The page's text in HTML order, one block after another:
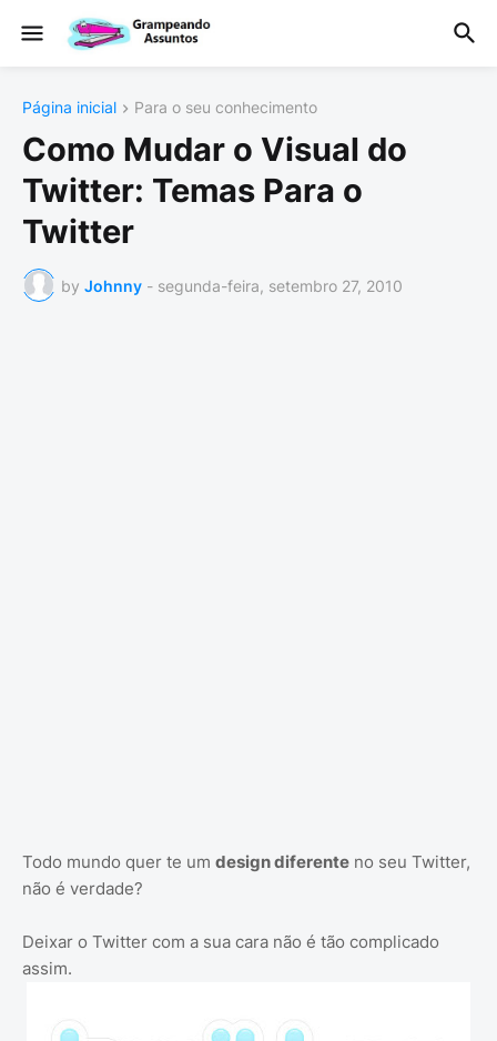
Página inicial Para o seu conhecimento
Como Mudar o Visual do
Twitter: Temas Para o
Twitter
by Johnny - segunda-feira, setembro 27, 2010
Todo mundo quer te um design diferente no seu Twitter,
não é verdade?
Deixar o Twitter com a sua cara não é tão complicado
assim.